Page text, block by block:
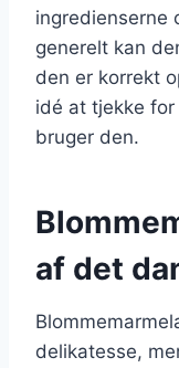
ingredienserne
generelt kan
den er korrekt
idé at tjekke
bruger den.
af det
delikatesse,